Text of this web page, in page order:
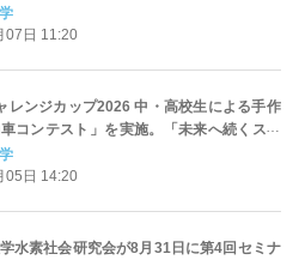
2026）を開催 ― 7カ国27名の学生が
深める
07日 11:20
レンジカップ2026 中・高校生による手作
コンテスト」を実施。「未来へ続くスマ
」をテーマに、自動車技術会 関東支部、
、日産自動車が共催
05日 14:20
水素社会研究会が8月31日に第4回セミナ